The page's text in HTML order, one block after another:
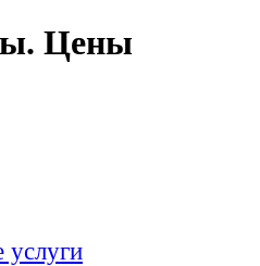
Цены
услуги